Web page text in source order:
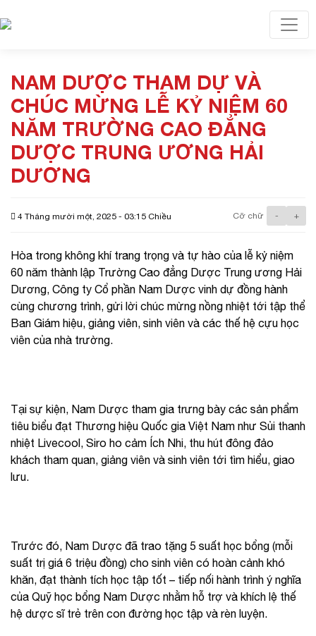
NAM DƯỢC THAM DỰ VÀ
CHÚC MỪNG LỄ KỶ NIỆM 60
NĂM TRƯỜNG CAO ĐẲNG
DƯỢC TRUNG ƯƠNG HẢI
DƯƠNG
4 Tháng mười một, 2025 - 03:15 Chiều Cỡ chữ - +
Hòa trong không khí trang trọng và tự hào của lễ kỷ niệm
60 năm thành lập Trường Cao đẳng Dược Trung ương Hải
Dương, Công ty Cổ phần Nam Dược vinh dự đồng hành
cùng chương trình, gửi lời chúc mừng nồng nhiệt tới tập thể
Ban Giám hiệu, giảng viên, sinh viên và các thế hệ cựu học
viên của nhà trường.
Tại sự kiện, Nam Dược tham gia trưng bày các sản phẩm
tiêu biểu đạt Thương hiệu Quốc gia Việt Nam như Sủi thanh
nhiệt Livecool, Siro ho cảm Ích Nhi, thu hút đông đảo
khách tham quan, giảng viên và sinh viên tới tìm hiểu, giao
lưu.
Trước đó, Nam Dược đã trao tặng 5 suất học bổng (mỗi
suất trị giá 6 triệu đồng) cho sinh viên có hoàn cảnh khó
khăn, đạt thành tích học tập tốt – tiếp nối hành trình ý nghĩa
của Quỹ học bổng Nam Dược nhằm hỗ trợ và khích lệ thế
hệ dược sĩ trẻ trên con đường học tập và rèn luyện.